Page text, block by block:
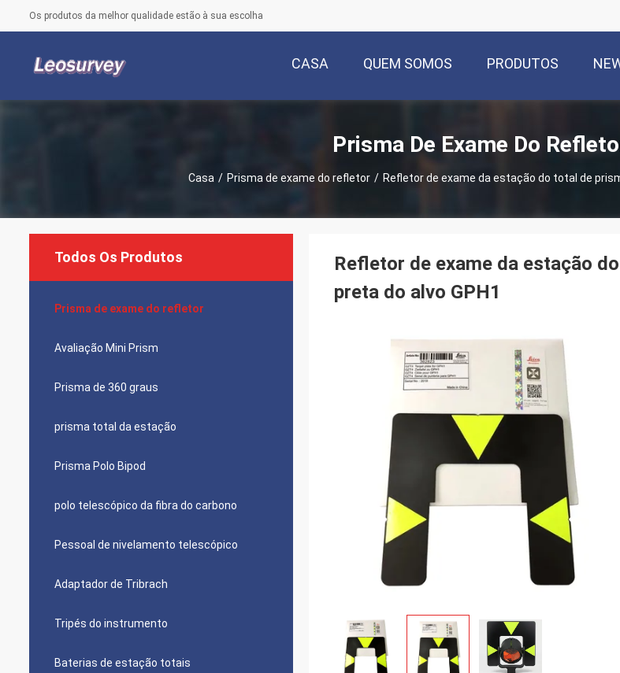
Os produtos da melhor qualidade estão à sua escolha
CASA QUEM SOMOS PRODUTOS
Prisma De Exame Do
Casa / Prisma de exame do refletor / Refletor de exame da estação do total de
Todos Os Produtos
Prisma de exame do refletor
Avaliação Mini Prism
Prisma de 360 graus
prisma total da estação
Prisma Polo Bipod
polo telescópico da fibra do carbono
Pessoal de nivelamento telescópico
Adaptador de Tribrach
Tripés do instrumento
Baterias de estação totais
Refletor de exame da estação
preta do alvo GPH1